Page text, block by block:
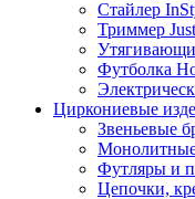
Стайлер
Триммер
Футболка
Циркониевые
Звеньевые
Футляры и
Цепочки,